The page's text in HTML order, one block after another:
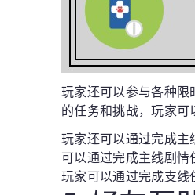
玩家还可以参与各种
的任务和挑战，玩家可
玩家还可以通过完成
可以通过完成主线剧情
玩家可以通过完成支线